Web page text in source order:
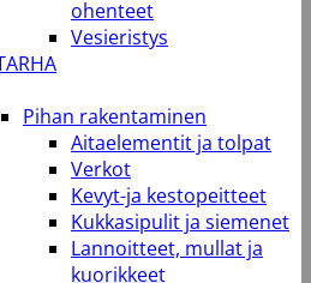
ohenteet
Vesieristys
Pihan rakentaminen
Aitaelementit ja tolpat
Verkot
Kevyt-ja kestopeitteet
Kukkasipulit ja siemenet
Lannoitteet, mullat ja
kuorikkeet